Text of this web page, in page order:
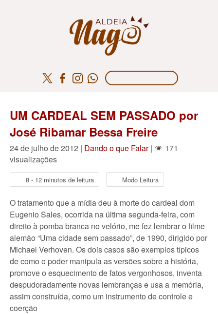
UM CARDEAL SEM PASSADO por
José Ribamar Bessa Freire
24 de julho de 2012 | Dando o que Falar|
171
visualizações
8 - 12 minutos de leitura Modo Leitura
O tratamento que a mídia deu à morte do cardeal dom
Eugenio Sales, ocorrida na última segunda-feira, com
direito à pomba branca no velório, me fez lembrar o filme
alemão “Uma cidade sem passado”, de 1990, dirigido por
Michael Verhoven. Os dois casos são exemplos típicos
de como o poder manipula as versões sobre a história,
promove o esquecimento de fatos vergonhosos, inventa
despudoradamente novas lembranças e usa a memória,
assim construída, como um instrumento de controle e
coerção